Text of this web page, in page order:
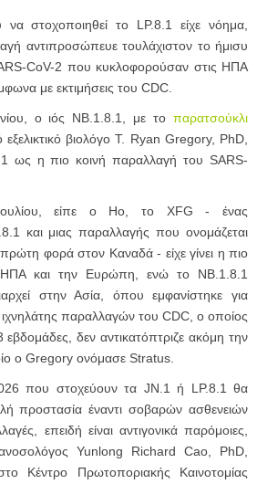
στοχοποιηθεί το LP.8.1 είχε νόημα,
αντιπροσώπευε τουλάχιστον το ήμισυ
CoV-2 που κυκλοφορούσαν στις ΗΠΑ
με εκτιμήσεις του CDC.
ο ιός NB.1.8.1, με το παρατσούκλι
βιολόγο T. Ryan Gregory, PhD,
ως η πιο κοινή παραλλαγή του SARS-
είπε ο Ho, το XFG - ένας
και μιας παραλλαγής που ονομάζεται
πρώτη φορά στον Καναδά - είχε γίνει η πιο
ΗΠΑ και την Ευρώπη, ενώ το NB.1.8.1
στην Ασία, όπου εμφανίστηκε για
παραλλαγών του CDC, ο οποίος
εβδομάδες, δεν αντικατόπτριζε ακόμη την
ο Gregory ονόμασε Stratus.
που στοχεύουν τα JN.1 ή LP.8.1 θα
προστασία έναντι σοβαρών ασθενειών
επειδή είναι αντιγονικά παρόμοιες,
Yunlong Richard Cao, PhD,
Κέντρο Πρωτοποριακής Καινοτομίας